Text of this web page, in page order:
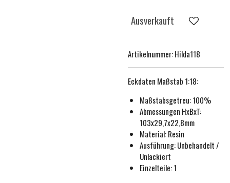
Ausverkauft
Artikelnummer:Hilda118
Eckdaten Maßstab 1:18:
Maßstabsgetreu:100%
Abmessungen HxBxT:
103x29,7x22,8mm
Material: Resin
Ausführung:Unbehandelt /
Unlackiert
Einzelteile: 1